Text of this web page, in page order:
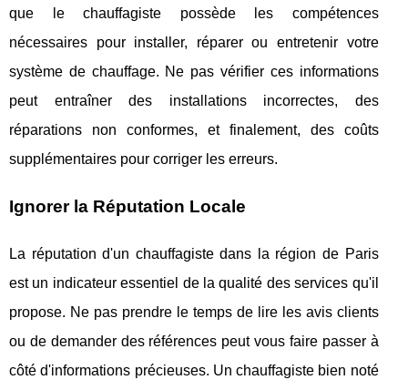
que le chauffagiste possède les compétences
nécessaires pour installer, réparer ou entretenir votre
système de chauffage. Ne pas vérifier ces informations
peut entraîner des installations incorrectes, des
réparations non conformes, et finalement, des coûts
supplémentaires pour corriger les erreurs.
Ignorer la Réputation Locale
La réputation d'un chauffagiste dans la région de Paris
est un indicateur essentiel de la qualité des services qu'il
propose. Ne pas prendre le temps de lire les avis clients
ou de demander des références peut vous faire passer à
côté d'informations précieuses. Un chauffagiste bien noté